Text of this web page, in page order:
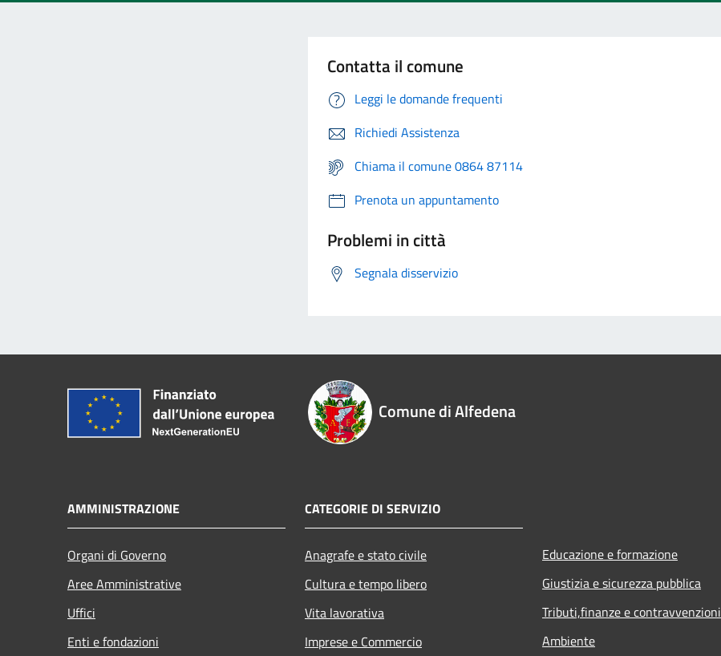
Contatta il comune
Leggi le domande frequenti
Richiedi Assistenza
Chiama il comune 0864 87114
Prenota un appuntamento
Problemi in città
Segnala disservizio
Comune di Alfedena
AMMINISTRAZIONE
Organi di Governo
Aree Amministrative
Uffici
Enti e fondazioni
CATEGORIE DI SERVIZIO
Anagrafe e stato civile
Cultura e tempo libero
Vita lavorativa
Imprese e Commercio
Educazione e formazione
Giustizia e sicurezza pubblica
Tributi,finanze e contravvenzioni
Ambiente